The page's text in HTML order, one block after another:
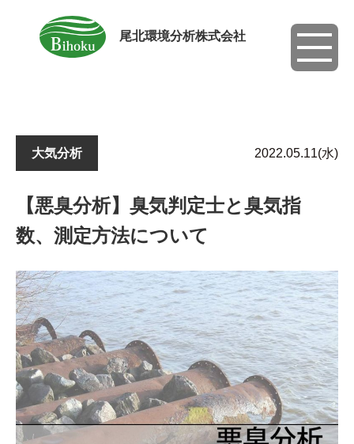
尾北環境分析株式会社
toggle
大気分析 2022.05.11(水)
【悪臭分析】臭気判定士と臭気指
数、測定方法について